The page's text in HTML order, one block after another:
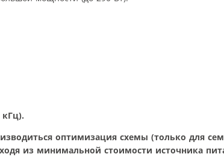
оптимизация схемы (только для
из минимальной стоимости источника